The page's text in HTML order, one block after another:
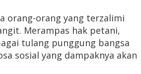
orang-orang yang terzalimi
Merampas hak petani,
tulang punggung bangsa
sosial yang dampaknya akan